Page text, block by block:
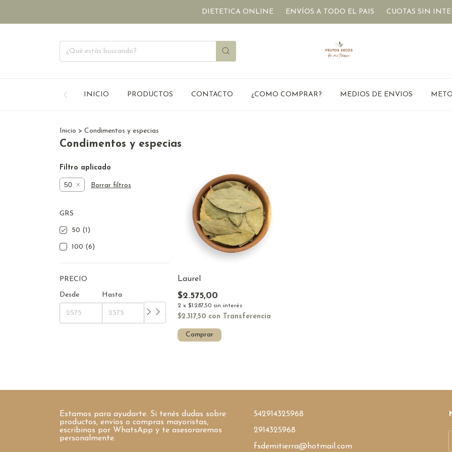
DIETETICA ONLINE ENVÍOS A TODO EL PAIS CUOTAS SIN
INICIO PRODUCTOS CONTACTO ¿COMO COMPRAR? MEDIOS DE ENVIOS
Inicio > Condimentos y especias
Condimentos y especias
Filtro aplicado
50 Borrar filtros
GRS
50 (1)
100 (6)
PRECIO
Desde Hasta
Laurel
$2.575,00
2 x$1.287,50 sin interés
$2.317,50 con Transferencia
Comprar
Estamos para ayudarte. Si tenés dudas sobre
productos, envíos o compras mayoristas,
escribinos por WhatsApp y te asesoraremos
personalmente.
542914325968
2914325968
fsdemitierra@hotmail.com